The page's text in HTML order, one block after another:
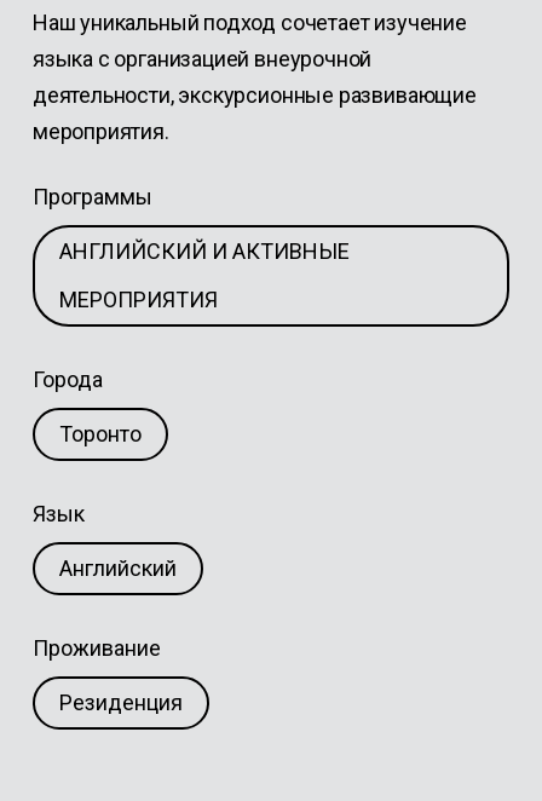
Наш уникальный подход сочетает изучение
языка с организацией внеурочной
деятельности, экскурсионные развивающие
мероприятия.
Программы
АНГЛИЙСКИЙ И АКТИВНЫЕ
МЕРОПРИЯТИЯ
Города
Торонто
Язык
Английский
Проживание
Резиденция